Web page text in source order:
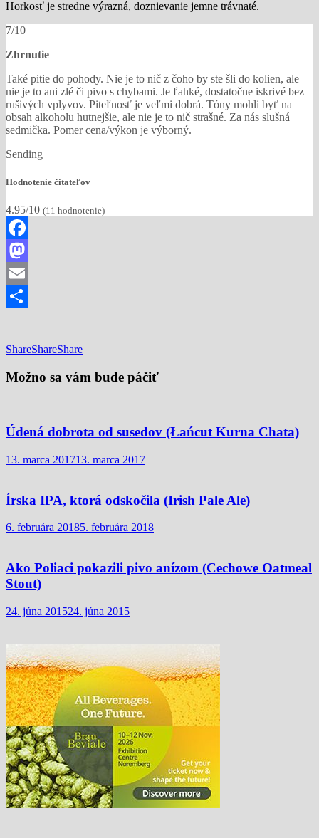
Horkosť je stredne výrazná, doznievanie jemne trávnaté.
7/10
Zhrnutie
Také pitie do pohody. Nie je to nič z čoho by ste šli do kolien, ale
nie je to ani zlé či pivo s chybami. Je ľahké, dostatočne iskrivé bez
rušivých vplyvov. Piteľnosť je veľmi dobrá. Tóny mohli byť na
obsah alkoholu hutnejšie, ale nie je to nič strašné. Za nás slušná
sedmička. Pomer cena/výkon je výborný.
Sending
Hodnotenie čitateľov
4.95/10 (11 hodnotenie)
Facebook
Mastodon
Email
ShareShareShare
Možno sa vám bude páčiť
Údená dobrota od susedov (Łańcut Kurna Chata)
13. marca 201713. marca 2017
Írska IPA, ktorá odskočila (Irish Pale Ale)
6. februára 20185. februára 2018
Ako Poliaci pokazili pivo anízom (Cechowe Oatmeal
Stout)
24. júna 201524. júna 2015